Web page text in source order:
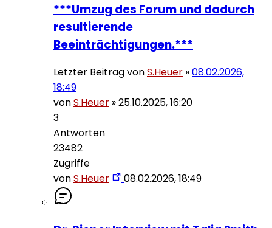
***Umzug des Forum und dadurch
resultierende
Beeinträchtigungen.***
Letzter Beitrag vonS.Heuer »08.02.2026,
18:49
vonS.Heuer »25.10.2025, 16:20
3
Antworten
23482
Zugriffe
vonS.Heuer 08.02.2026, 18:49